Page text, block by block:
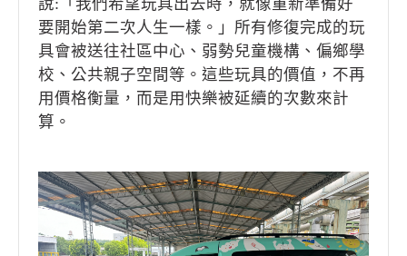
說:「我們希望玩具出去時，就像重新準備好
要開始第二次人生一樣。」所有修復完成的玩
具會被送往社區中心、弱勢兒童機構、偏鄉學
校、公共親子空間等。這些玩具的價值，不再
用價格衡量，而是用快樂被延續的次數來計
算。